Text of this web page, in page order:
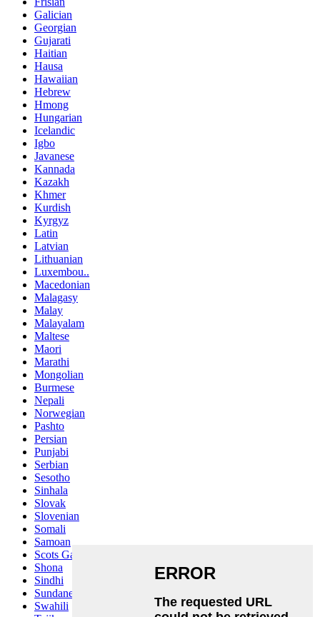
Galician
Georgian
Gujarati
Haitian
Hausa
Hawaiian
Hebrew
Hmong
Hungarian
Icelandic
Igbo
Javanese
Kannada
Kazakh
Khmer
Kurdish
Kyrgyz
Latin
Latvian
Lithuanian
Luxembou..
Macedonian
Malagasy
Malay
Malayalam
Maltese
Maori
Marathi
Mongolian
Burmese
Nepali
Norwegian
Pashto
Persian
Punjabi
Serbian
Sesotho
Sinhala
Slovak
Slovenian
Somali
Samoan
Scots Gaelic
Shona
Sindhi
Sundanese
Swahili